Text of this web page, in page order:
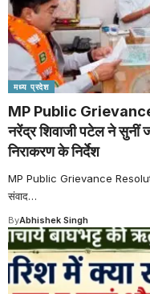
मध्य प्रदेश
MP Public
नरेंद्र शिवाजी पटेल ने सुनीं
निराकरण के निर्देश
MP Public Grievance
संवाद…
ByAbhishek Singh